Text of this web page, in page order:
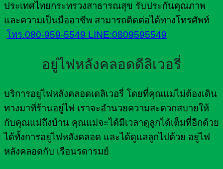
ประเทศไทยกระทรวงสาธารณสุข รับประกันคุณภาพ
และความเป็นมืออาชีพ สามารถติดต่อได้ทางโทรศัพท์
โทร.080-959-5549 LINE:0809595549
อยู่ไฟหลังคลอดดีลิเวอรี่
บริการอยู่ไฟหลังคลอดเดลิเวอรี่ โดยที่คุณแม่ไม่ต้องเดิน
ทางมาที่ร้านอยู่ไฟ เราจะอำนวยความสะดวกสบายให้
กับคุณแม่ถึงบ้าน คุณแม่จะได้มีเวลาดูลูกได้เต็มที่อีกด้วย
ได้ทั้งการอยู่ไฟหลังคลอด และได้ดูแลลูกไปด้วย อยู่ไฟ
หลังคลอดกับ เรือนรดารมย์